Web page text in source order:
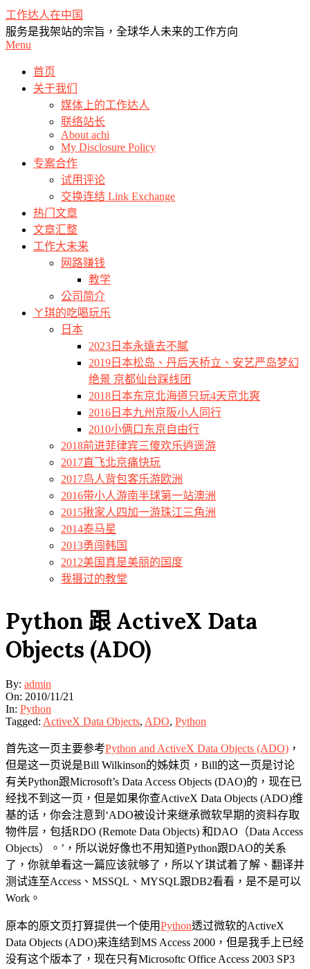
Skip
to
content
工作达人在中国
服务是我架站的宗旨，全球华人未来的工作方向
Primary
Menu
Menu
首页
关于我们
媒体上的工作达人
联络站长
About achi
My Disclosure Policy
专案合作
试用评论
交换连结 Link Exchange
热门文章
文章汇整
工作大未来
网路赚钱
教学
公司简介
ㄚ琪的吃喝玩乐
日本
2023日本永遠去不膩
2019日本松岛、丹后天桥立、安艺严岛梦幻
绝景 京都仙台踩线团
2018日本东京北海道只玩4天京北爽
2016日本九州京阪小人同行
2010小俩口东京自由行
2018前进菲律宾三傻欢乐逍遥游
2017直飞北京痛快玩
2017鸟人背包客乐游欧洲
2016带小人游南半球第一站澳洲
2015揪家人四加一游珠江三角洲
2014泰马星
2013勇闯韩国
2012美国真是美丽的国度
我摄过的教堂
Python 跟 ActiveX Data
Objects (ADO)
By: admin
On: 2010/11/21
In: Python
Tagged: ActiveX Data Objects, ADO, Python
首先这一页主要参考Python and ActiveX Data Objects (ADO) ，
但是这一页说是Bill Wilkinson的姊妹页，Bill的这一页是讨论
有关Python跟Microsoft’s Data Access Objects (DAO)的，现在已
经找不到这一页，但是如果你查ActiveX Data Objects (ADO)维
基的话，你会注意到‘ADO被设计来继承微软早期的资料存取
物件层，包括RDO (Remote Data Objects) 和DAO（Data Access
Objects）。’，所以说好像也不用知道Python跟DAO的关系
了，你就单看这一篇应该就够了，所以ㄚ琪试着了解、翻译并
测试连至Access、MSSQL、MYSQL跟DB2看看，是不是可以
Work。
原本的原文页打算提供一个使用Python透过微软的ActiveX
Data Objects (ADO)来连结到MS Access 2000，但是我手上已经
没有这个版本了，现在只有Microsoftc Office Access 2003 SP3